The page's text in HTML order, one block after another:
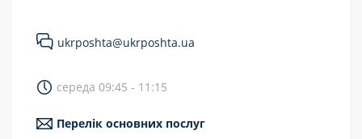
Укрпошта Експрес/тариф «Пріоритетний»
Доставка за межі України
Прийом вантажів
ukrposhta@ukrposhta.ua
середа 09:45 - 11:15
Перелік основних послуг